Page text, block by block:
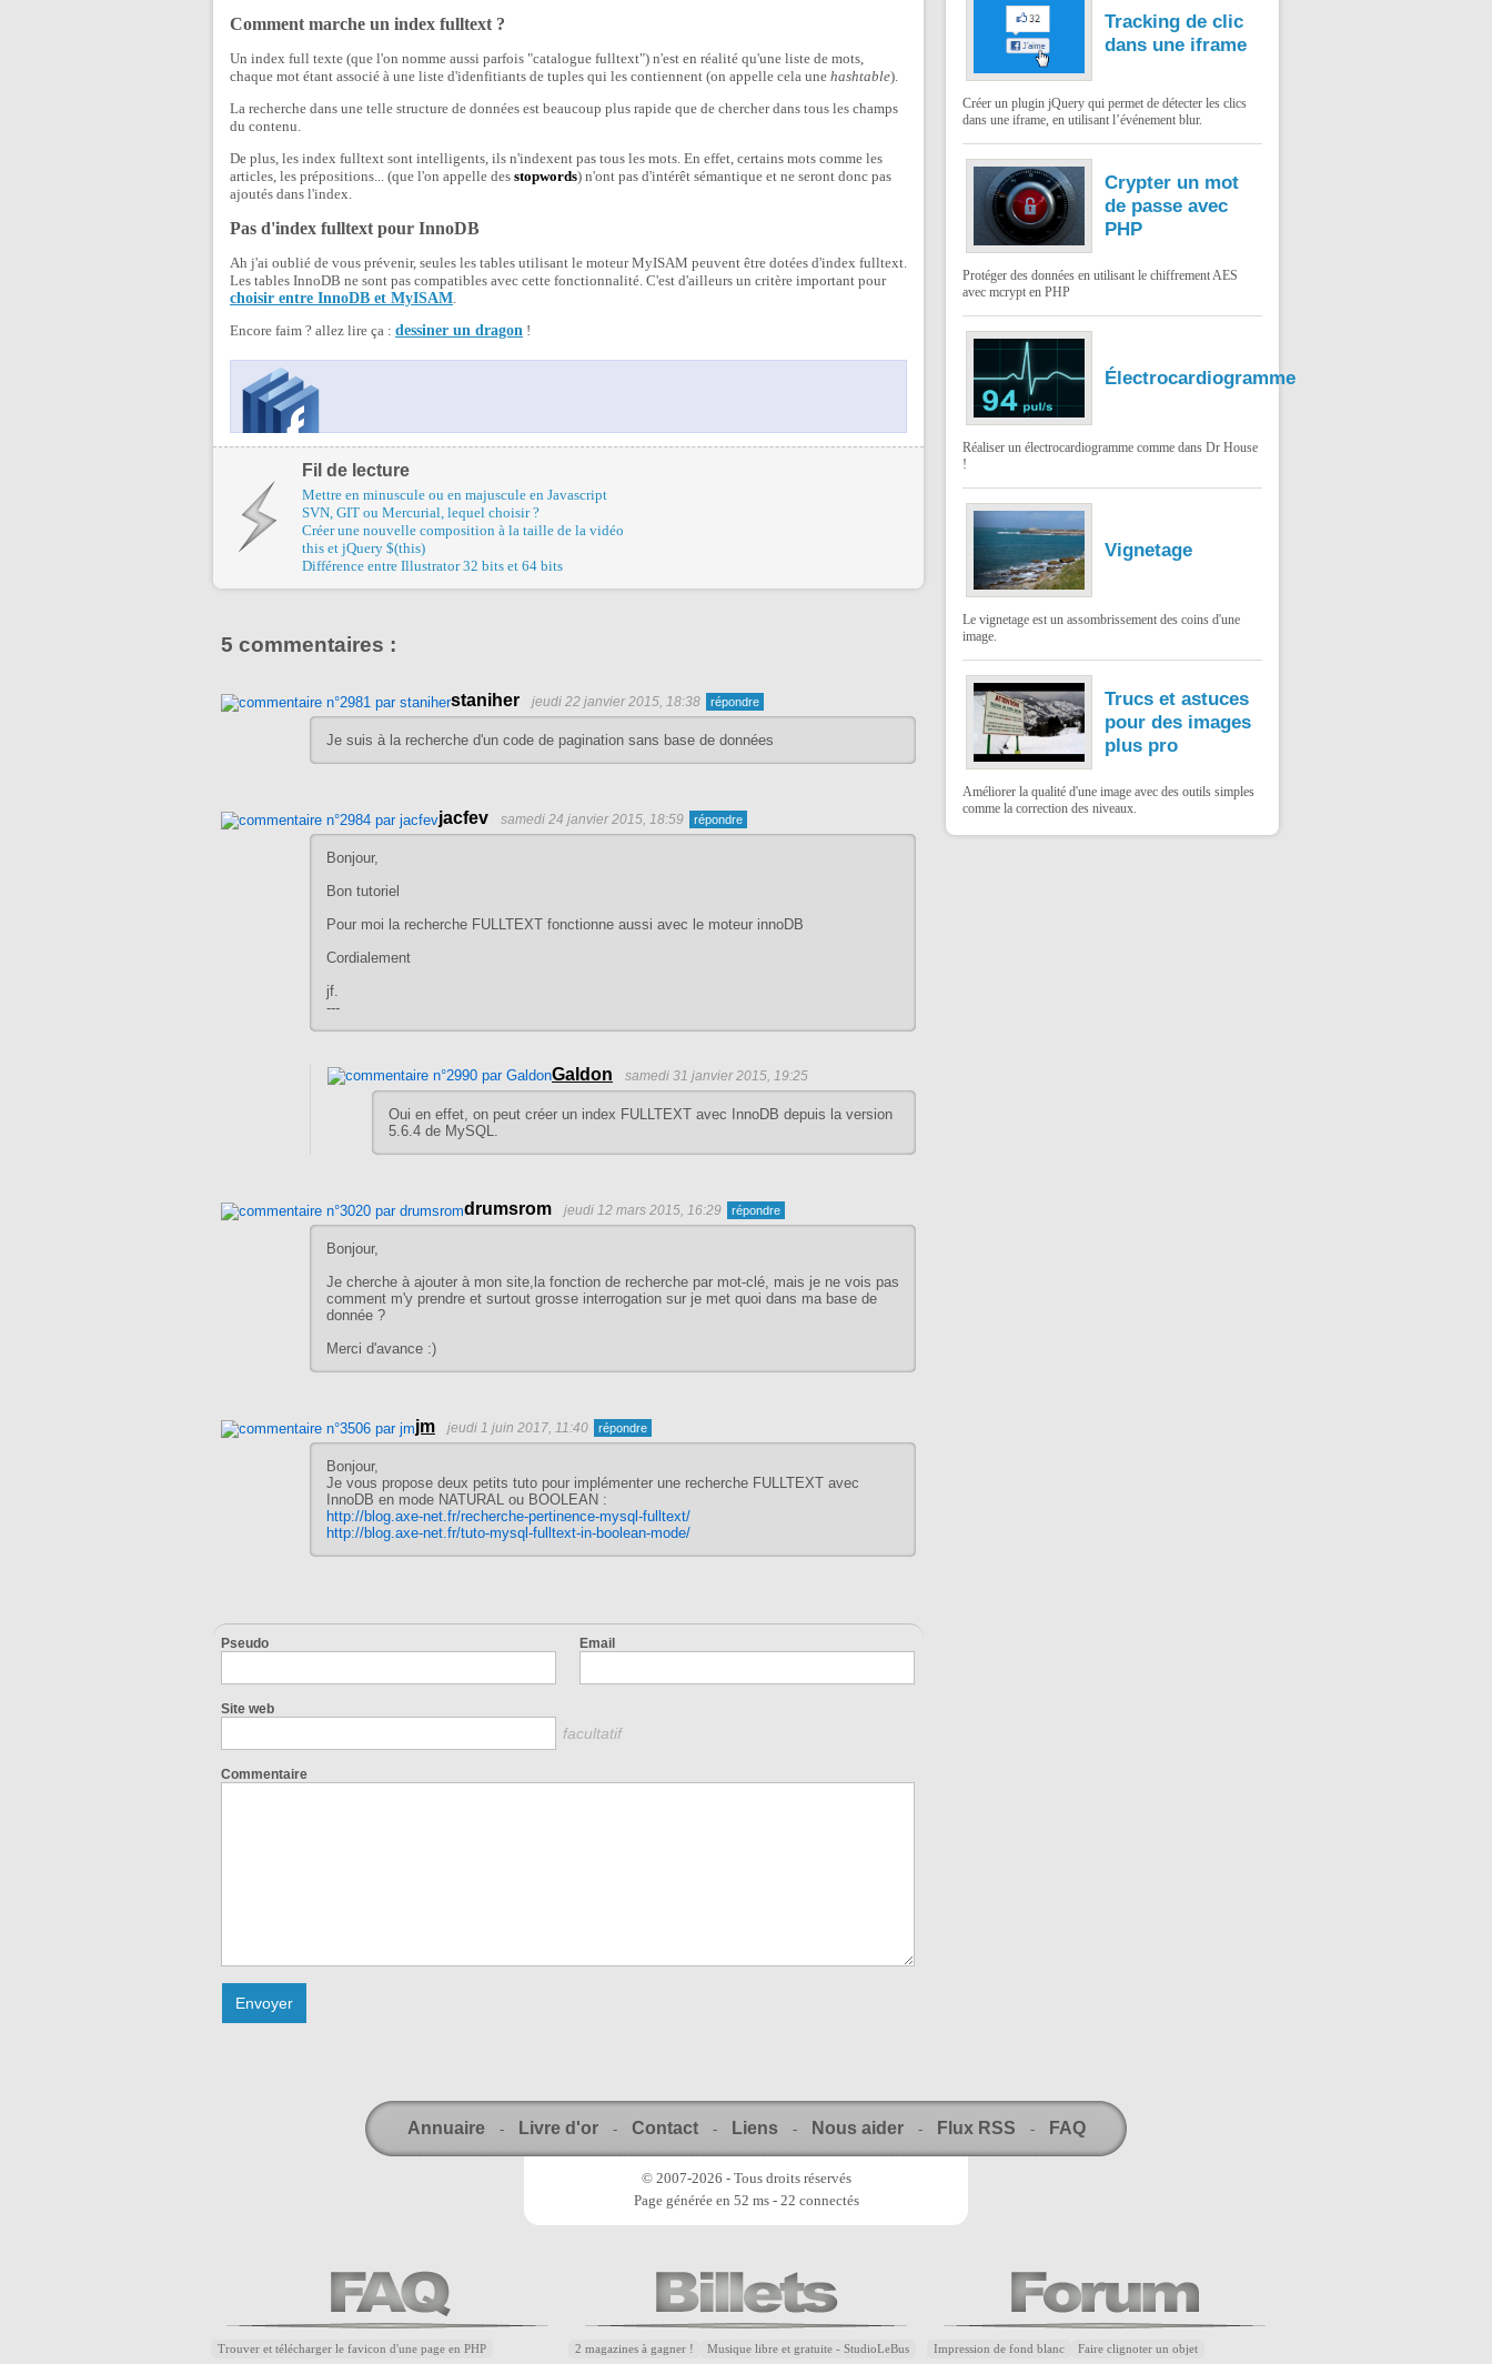
Comment marche un index fulltext ?
Un index full texte (que l'on nomme aussi parfois "catalogue fulltext") n'est en réalité qu'une liste de mots,
chaque mot étant associé à une liste d'idenfitiants de tuples qui les contiennent (on appelle cela une hashtable).
La recherche dans une telle structure de données est beaucoup plus rapide que de chercher dans tous les champs
du contenu.
De plus, les index fulltext sont intelligents, ils n'indexent pas tous les mots. En effet, certains mots comme les
articles, les prépositions... (que l'on appelle des stopwords) n'ont pas d'intérêt sémantique et ne seront donc pas
ajoutés dans l'index.
Pas d'index fulltext pour InnoDB
Ah j'ai oublié de vous prévenir, seules les tables utilisant le moteur MyISAM peuvent être dotées d'index fulltext.
Les tables InnoDB ne sont pas compatibles avec cette fonctionnalité. C'est d'ailleurs un critère important pour
choisir entre InnoDB et MyISAM
Encore faim ? allez lire ça : dessiner un dragon !
Fil de lecture
Mettre en minuscule ou en majuscule en Javascript
SVN, GIT ou Mercurial, lequel choisir ?
Créer une nouvelle composition à la taille de la vidéo
this et jQuery $(this)
Différence entre Illustrator 32 bits et 64 bits
5 commentaires :
staniher jeudi 22 janvier 2015, 18:38
Je suis à la recherche d'un code de pagination sans base de données
jacfev samedi 24 janvier 2015, 18:59
Bonjour,
Bon tutoriel
Pour moi la recherche FULLTEXT fonctionne aussi avec le moteur innoDB
Cordialement
jf.
---
Galdon samedi 31 janvier 2015, 19:25
Oui en effet, on peut créer un index FULLTEXT avec InnoDB depuis la version
5.6.4 de MySQL.
drumsrom jeudi 12 mars 2015, 16:29
Bonjour,
Je cherche à ajouter à mon site,la fonction de recherche par mot-clé, mais je ne vois pas
comment m'y prendre et surtout grosse interrogation sur je met quoi dans ma base de
donnée ?
Merci d'avance :)
jm jeudi 1 juin 2017, 11:40
Bonjour,
Je vous propose deux petits tuto pour implémenter une recherche FULLTEXT avec
InnoDB en mode NATURAL ou BOOLEAN :
http://blog.axe-net.fr/recherche-pertinence-mysql-fulltext/
http://blog.axe-net.fr/tuto-mysql-fulltext-in-boolean-mode/
Pseudo Email
Site web
facultatif
Commentaire
Tracking de clic
dans une iframe
Créer un plugin jQuery qui permet de détecter les clics
dans une iframe, en utilisant l’événement blur.
Crypter un mot
de passe avec
PHP
Protéger des données en utilisant le chiffrement AES
avec mcrypt en PHP
Électrocardiogramme
Réaliser un électrocardiogramme comme dans Dr House
!
Vignetage
Le vignetage est un assombrissement des coins d'une
image.
Trucs et astuces
pour des images
plus pro
Améliorer la qualité d'une image avec des outils simples
comme la correction des niveaux.
Annuaire - Livre d'or - Contact - Liens - Nous aider - Flux RSS - FAQ
© 2007-2026 - Tous droits réservés
Page générée en 52 ms - 22 connectés
Trouver et télécharger le favicon d'une page en PHP 2 magazines à gagner ! Musique libre et gratuite - StudioLeBus Impression de fond blanc Faire clignoter un objet